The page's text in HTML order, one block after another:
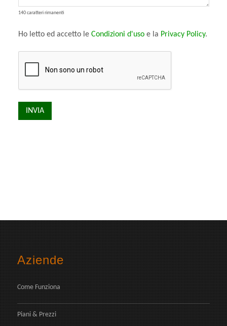
140 caratteri rimanenti
Ho letto ed accetto le Condizioni d'uso e la Privacy Policy.
Aziende
Come Funziona
Piani & Prezzi